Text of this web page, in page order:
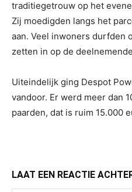
traditiegetrouw op het
Zij moedigden langs het
aan. Veel inwoners durfden
zetten in op de
Uiteindelijk ging Despot
vandoor. Er werd meer dan
paarden, dat is ruim 15.000
LAAT EEN REACTIE